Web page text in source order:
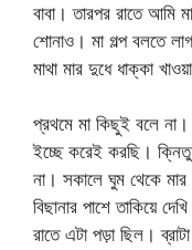
বাবা। তারপর রাতে আমি
শোনাও। মা গল্প বলতে
মাথা মার দুধে ধাক্কা
প্রথমে মা কিছুই বলে
ইচ্ছে করেই করছি।
না। সকালে ঘুম থেকে মার
বিছানার পাশে তাকিয়ে
রাতে এটা পড়া ছিল।